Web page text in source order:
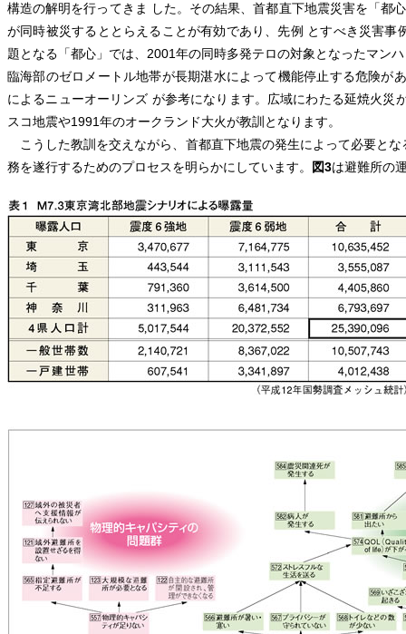
構造の解明を行ってきま した。その結果、首都直下地震災害を「都
が同時被災するととらえることが有効であり、先例 とすべき災害
題となる「都心」では、2001年の同時多発テロの対象となったマン
臨海部のゼロメートル地帯が長期湛水によって機能停止する危険が
によるニューオーリンズ が参考になります。広域にわたる延焼火
スコ地震や1991年のオークランド大火が教訓となります。
こうした教訓を交えながら、首都直下地震の発生によって必要と
務を遂行するためのプロセスを明らかにしています。
図3は避難所の